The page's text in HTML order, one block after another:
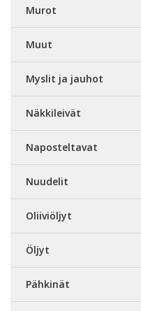
Murot
Muut
Myslit ja jauhot
Näkkileivät
Naposteltavat
Nuudelit
Oliiviöljyt
Öljyt
Pähkinät